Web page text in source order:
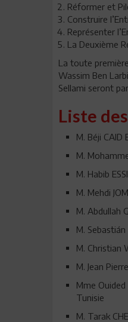
Réformer et
Construire
Représenter
La Deuxième
La toute
Wassim Ben
Sellami seront
Liste
M. Béji CAID
M.
M. Habib
M. Mehdi
M. Abdullah
M. Sebastián
M. Christian
M. Jean
Mme
Tunisie
M. Tarak